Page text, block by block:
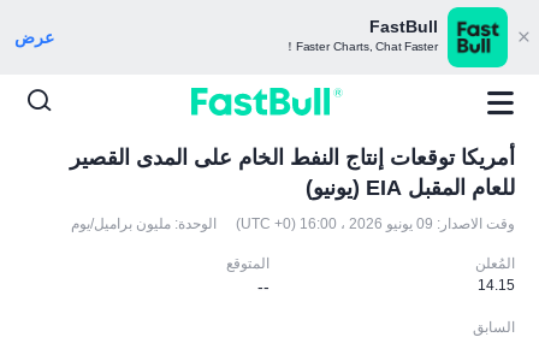
FastBull
Faster Charts, Chat Faster！ عرض
أمريكا توقعات إنتاج النفط الخام على المدى القصير
للعام المقبل EIA (يونيو)
وقت الاصدار: 09 يونيو 2026 ، 16:00 (UTC +0) الوحدة: مليون براميل/يوم
المُعلن
14.15
المتوقع
--
السابق